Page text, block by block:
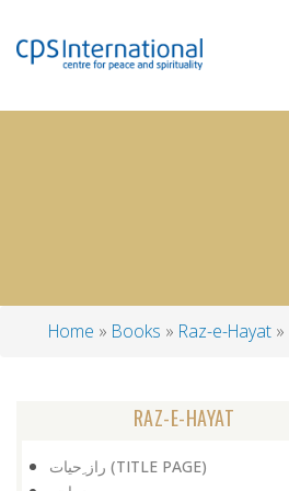
Home Books Raz-e-Hayat
RAZ-E-HAYAT
راز ِحیات (TITLE PAGE)